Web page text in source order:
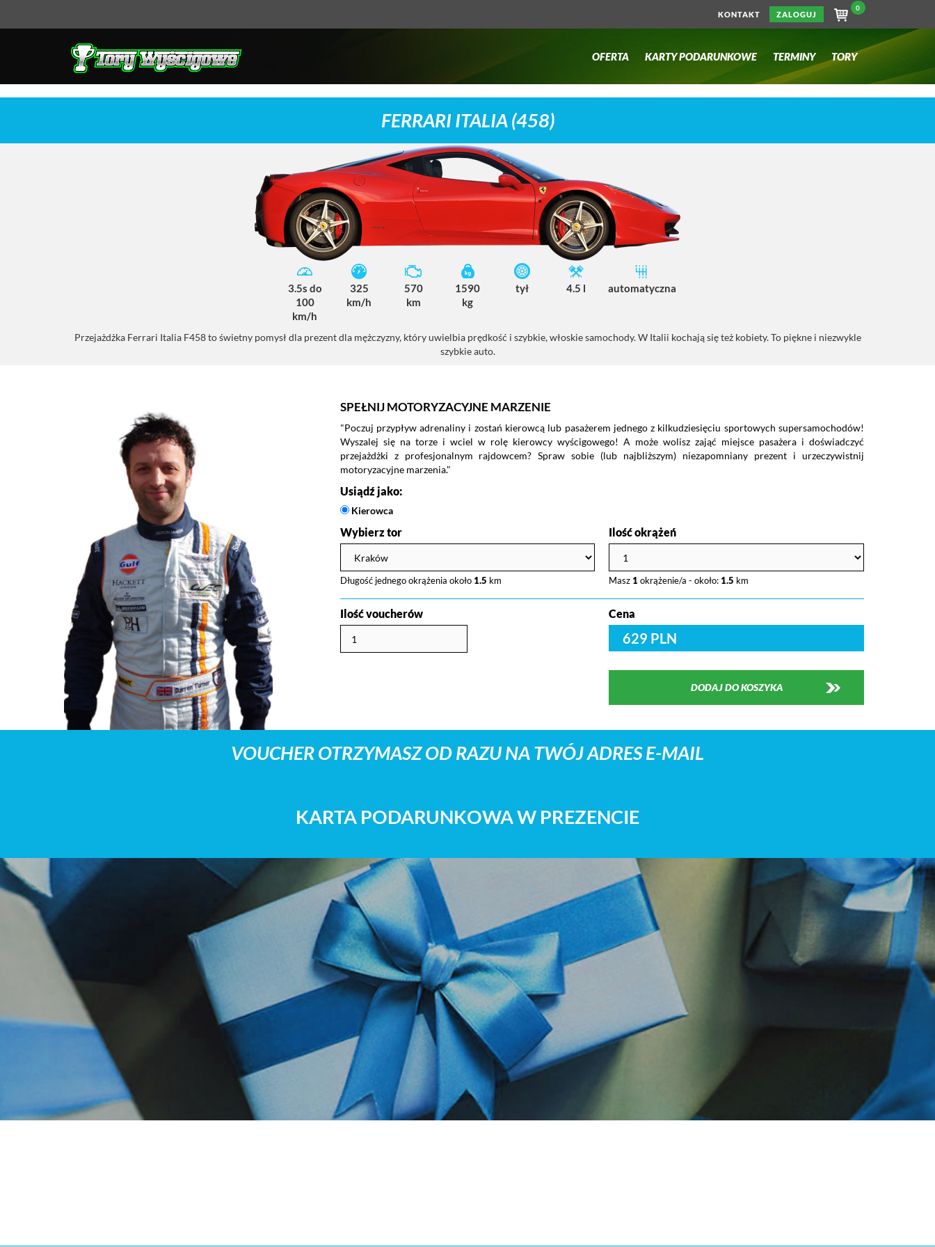
KONTAKT ZALOGUJ
0
OFERTA KARTY PODARUNKOWE TERMINY TORY
FERRARI ITALIA (458)
3.5s do
100
km/h
325
km/h
570
km
1590
kg
tył 4.5 l automatyczna
Przejażdżka Ferrari Italia F458 to świetny pomysł dla prezent dla mężczyzny, który uwielbia prędkość i szybkie, włoskie samochody. W Italii kochają się też kobiety. To piękne i niezwykle
szybkie auto.
SPEŁNIJ MOTORYZACYJNE MARZENIE
"Poczuj przypływ adrenaliny i zostań kierowcą lub pasażerem jednego z kilkudziesięciu sportowych supersamochodów!
Wyszalej się na torze i wciel w rolę kierowcy wyścigowego! A może wolisz zająć miejsce pasażera i doświadczyć
przejażdżki z profesjonalnym rajdowcem? Spraw sobie (lub najbliższym) niezapomniany prezent i urzeczywistnij
motoryzacyjne marzenia."
Usiądź jako:
Kierowca
Wybierz tor
Długość jednego okrążenia około 1.5 km
Ilość okrążeń
Masz 1 okrążenie/a - około: 1.5 km
Ilość voucherów Cena
629 PLN
DODAJ DO KOSZYKA
VOUCHER OTRZYMASZ OD RAZU NA TWÓJ ADRES E-MAIL
KARTA PODARUNKOWA W PREZENCIE